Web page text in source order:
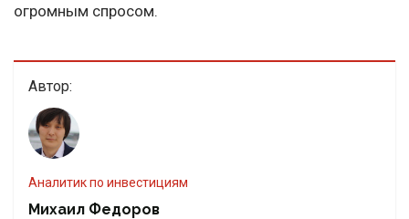
огромным спросом.
Автор:
Аналитик по инвестициям
Михаил Федоров